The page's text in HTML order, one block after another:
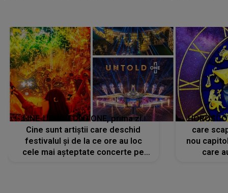
LINE-UP UNTOLD ONE, prima zi.
Cine sunt artiștii care deschid
festivalul și de la ce ore au loc
cele mai așteptate concerte pe
care
nou
care